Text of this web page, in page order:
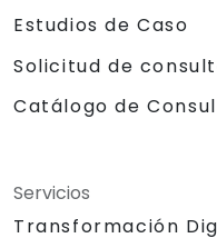
Estudios de Caso
Solicitud de
Catálogo de
Servicios
Transformación